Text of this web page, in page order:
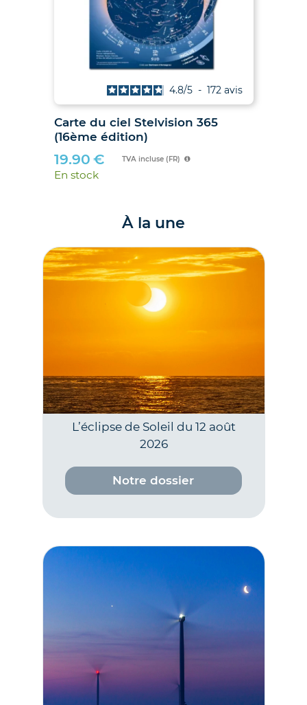
Les Soleils noirs de 2026 et 2027
– Le guide des éclipses des 12
août 2026 et 2 août 2027
4.9/5 - 38 avis
21.00€
À la une
L’éclipse de Soleil du 12 août
2026
Notre dossier